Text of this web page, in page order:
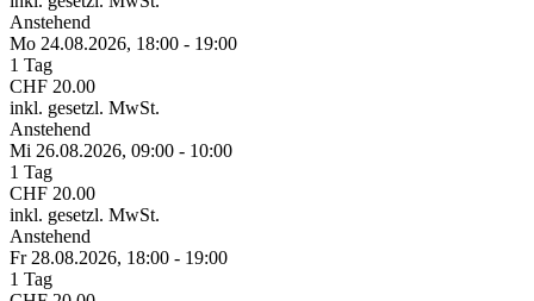
Anstehend
Mo 24.08.2026, 18:00 - 19:00
1 Tag
CHF 20.00
inkl. gesetzl. MwSt.
Anstehend
Mi 26.08.2026, 09:00 - 10:00
1 Tag
CHF 20.00
inkl. gesetzl. MwSt.
Anstehend
Fr 28.08.2026, 18:00 - 19:00
1 Tag